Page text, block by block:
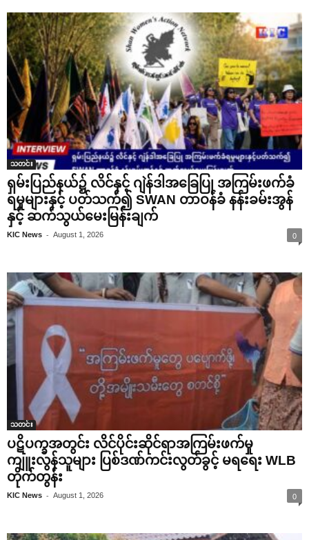
သတင်း
ရှမ်းပြည်နယ်၌ လိင်နှင့် ဂျဲန်ဒါအခြေပြု အကြမ်းဖက်ခံ
ရမှုများနှင့် ပတ်သက်၍ SWAN တာဝန်ခံ နန်းခမ်းအွန်
နှင့် ဆက်သွယ်မေးမြန်းချက်
KIC News - August 1, 2026 0
သတင်း
ပဋိပက္ခအတွင်း လိင်ပိုင်းဆိုင်ရာအကြမ်းဖက်မှု
ကျူးလွန်သူများ ပြစ်ဒဏ်ကင်းလွတ်ခွင့် မရရေး WLB
တိုက်တွန်း
KIC News - August 1, 2026 0